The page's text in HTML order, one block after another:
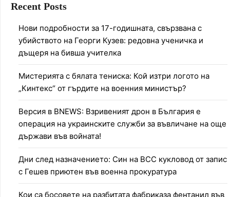
Recent Posts
Нови подробности за 17-годишната, свързвана с
убийството на Георги Кузев: редовна ученичка и
дъщеря на бивша учителка
Мистерията с бялата тениска: Кой изтри логото на
„Кинтекс“ от гърдите на военния министър?
Версия в BNEWS: Взривеният дрон в България е
операция на украинските служби за въвличане на още
държави във войната!
Дни след назначението: Син на ВСС кукловод от запис
с Гешев приютен във военна прокуратура
Кои са босовете на разбитата фабриказа фентанил във